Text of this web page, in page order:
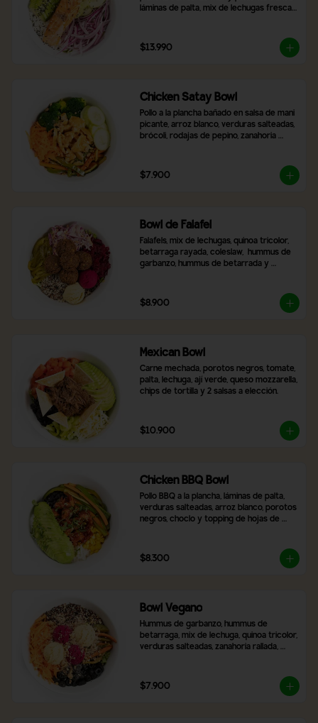
láminas de palta, mix de lechugas frescas,
tostado.
$13.990
Chicken Satay Bowl
Pollo a la plancha bañado en salsa de mani
picante, arroz blanco, verduras salteadas,
brócoli, rodajas de pepino, zanahoria
$7.900
Bowl de Falafel
Falafels, mix de lechugas, quinoa tricolor,
betarraga rayada, coleslaw,  hummus de
garbanzo, hummus de betarrada y
$8.900
Mexican Bowl
Carne mechada, porotos negros, tomate,
palta, lechuga, ají verde, queso mozzarella,
chips de tortilla y 2 salsas a elección.
$10.900
Chicken BBQ Bowl
Pollo BBQ a la plancha, láminas de palta,
verduras salteadas, arroz blanco, porotos
negros, choclo y topping de hojas de
$8.300
Bowl Vegano
Hummus de garbanzo, hummus de
betarraga, mix de lechuga, quinoa tricolor,
verduras salteadas, zanahoria rallada,
elección
$7.900